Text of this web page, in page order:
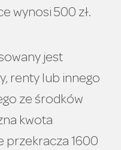
wynosi 500 zł.
jest
renty lub innego
ze środków
kwota
przekracza 1600